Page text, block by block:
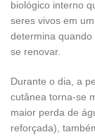
biológico interno
seres vivos em
determina
se renovar.
Durante o dia, a
cutânea torna-se
maior perda de
reforçada),